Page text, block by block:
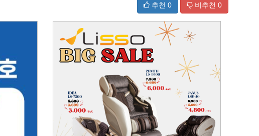
추천 0 비추천 0